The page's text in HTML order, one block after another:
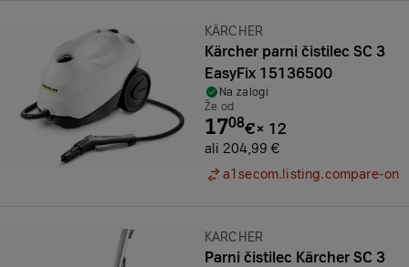
Znamka:
KÄRCHER
Kärcher parni čistilec SC 3
EasyFix 15136500
Na zalogi
Že od
1708€× 12
ali 204,99 €
a1secom.listing.compare-on
Znamka:
KARCHER
Parni čistilec Kärcher SC 3